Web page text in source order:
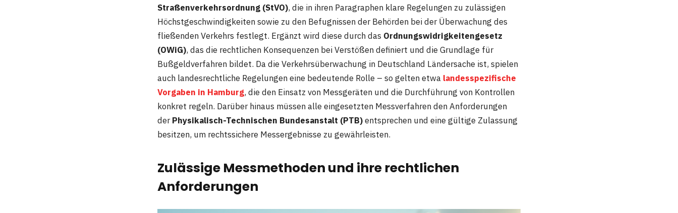
Straßenverkehrsordnung (StVO), die in ihren Paragraphen klare Regelungen zu zulässigen
Höchstgeschwindigkeiten sowie zu den Befugnissen der Behörden bei der Überwachung des
fließenden Verkehrs festlegt. Ergänzt wird diese durch das Ordnungswidrigkeitengesetz
(OWiG), das die rechtlichen Konsequenzen bei Verstößen definiert und die Grundlage für
Bußgeldverfahren bildet. Da die Verkehrsüberwachung in Deutschland Ländersache ist, spielen
auch landesrechtliche Regelungen eine bedeutende Rolle – so gelten etwa landesspezifische
Vorgaben in Hamburg, die den Einsatz von Messgeräten und die Durchführung von Kontrollen
konkret regeln. Darüber hinaus müssen alle eingesetzten Messverfahren den Anforderungen
derPhysikalisch-Technischen Bundesanstalt (PTB)entsprechen und eine gültige Zulassung
besitzen, um rechtssichere Messergebnisse zu gewährleisten.
Zulässige Messmethoden und ihre rechtlichen
Anforderungen